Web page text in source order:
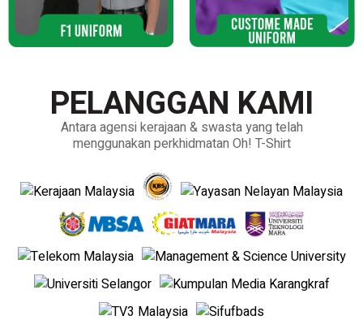
PELANGGAN KAMI
Antara agensi kerajaan & swasta yang telah
menggunakan perkhidmatan Oh! T-Shirt